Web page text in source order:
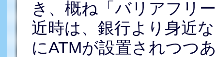
き、概ね「バリアフリ
近時は、銀行より身近
にATMが設置されつつ